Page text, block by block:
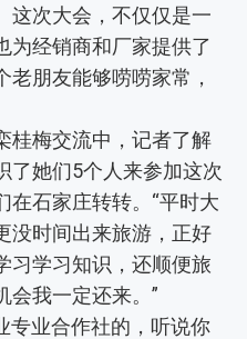
这次大会，不仅仅是一
为经销商和厂家提供了
朋友能够唠唠家常，
梅交流中，记者了解
了她们5个人来参加这次
在石家庄转转。“平时大
没时间出来旅游，正好
习学习知识，还顺便旅
会我一定还来。”
业合作社的，听说你